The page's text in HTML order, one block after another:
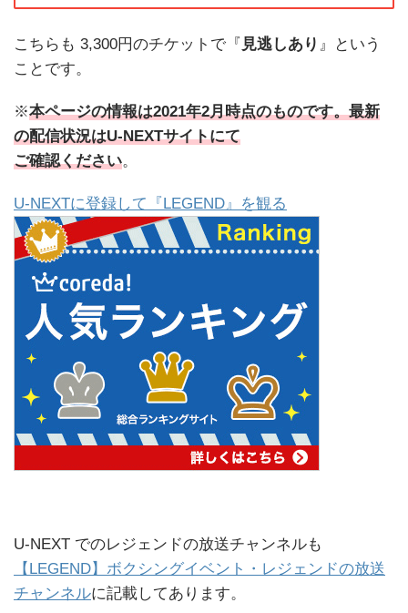
こちらも 3,300円のチケットで『 見逃しあり 』
という
ことです。
※本ページの情報は2021年2月時点のものです。最新
の配信状況はU-NEXTサイトにて
ご確認ください。
U-NEXTに登録して『LEGEND』を観る
U-NEXT でのレジェンドの放送チャンネルも
【LEGEND】ボクシングイベント・レジェンドの放送
チャンネルに記載してあります。